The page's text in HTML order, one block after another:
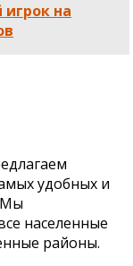
игрок на
удобных и
Мы
населенные
районы.